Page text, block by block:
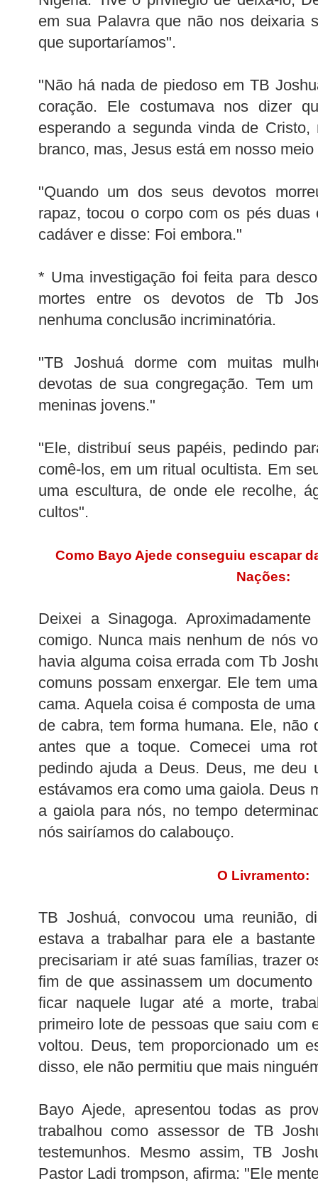
em sua Palavra que não nos deixaria
que suportaríamos".
"Não há nada de piedoso em TB
coração. Ele costumava nos dizer
esperando a segunda vinda de
branco, mas, Jesus está em nosso
"Quando um dos seus devotos
rapaz, tocou o corpo com os pés
cadáver e disse: Foi embora."
* Uma investigação foi feita para
mortes entre os devotos de Tb
nenhuma conclusão incriminatória.
"TB Joshuá dorme com muitas
devotas de sua congregação. Tem
meninas jovens."
"Ele, distribuí seus papéis, pedindo
comê-los, em um ritual ocultista. Em
uma escultura, de onde ele recolhe,
cultos".
Como Bayo Ajede conseguiu escapar
Nações:
Deixei a Sinagoga.
comigo. Nunca mais nenhum de nós
havia alguma coisa errada com Tb
comuns possam enxergar. Ele tem
cama. Aquela coisa é composta de
de cabra, tem forma humana. Ele, não
antes que a toque. Comecei uma
pedindo ajuda a Deus. Deus, me deu
estávamos era como uma gaiola. Deus
a gaiola para nós, no tempo
nós sairíamos do calabouço.
O Livramento:
TB Joshuá, convocou uma reunião,
estava a trabalhar para ele a
precisariam ir até suas famílias, trazer
fim de que assinassem um
ficar naquele lugar até a morte,
primeiro lote de pessoas que saiu com
voltou. Deus, tem proporcionado um
disso, ele não permitiu que mais
Bayo Ajede, apresentou todas as
trabalhou como assessor de TB
testemunhos. Mesmo assim, TB
Pastor Ladi trompson, afirma: "Ele